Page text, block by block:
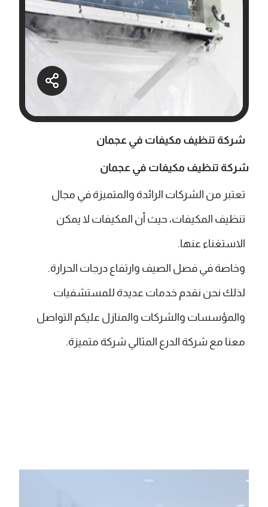
شركة تنظيف مكيفات في عجمان
شركة تنظيف مكيفات في عجمان
تعتبر من الشركات الرائدة والمتميزة في مجال
تنظيف المكيفات، حيث أن المكيفات لا يمكن
الاستغناء عنها.
وخاصة في فصل الصيف وارتفاع درجات الحرارة.
لذلك نحن نقدم خدمات عديدة للمستشفيات
والمؤسسات والشركات والمنازل عليكم التواصل
معنا مع شركة الدرع المثالي شركة متميزة.